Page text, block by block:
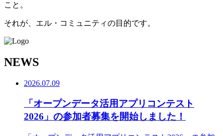
こと。
それが、エル・コミュニティの目的です。
NEWS
2026.07.09
「オープンデータ活用アプリコンテスト
2026」の参加者募集を開始しました！